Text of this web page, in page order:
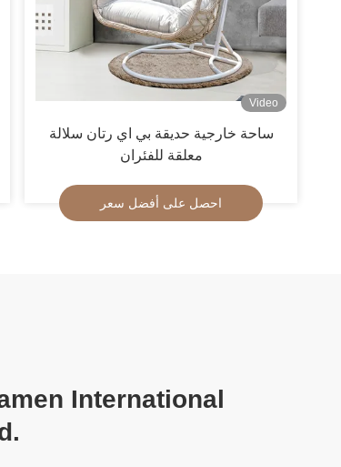
Video
ساحة خارجية حديقة بي اي رتان سلالة
معلقة للفئران
احصل على أفضل سعر
International